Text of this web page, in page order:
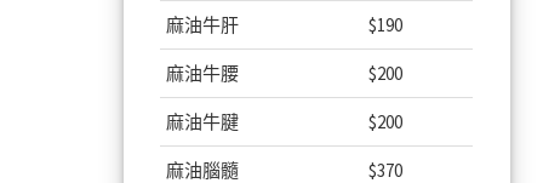
麻油牛肝 $190
麻油牛腰 $200
麻油牛腱 $200
麻油腦髓 $370